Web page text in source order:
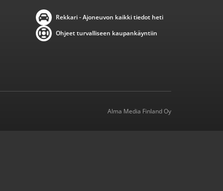
Rekkari - Ajoneuvon kaikki tiedot heti
Ohjeet turvalliseen kaupankäyntiin
Alma Media Finland Oy